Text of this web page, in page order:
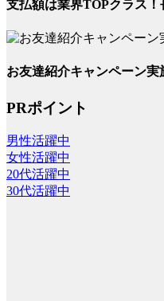
支払額は業界TOPクラス！
お友達紹介キャンペーン実
PRポイント
男性活躍中
女性活躍中
20代活躍中
30代活躍中